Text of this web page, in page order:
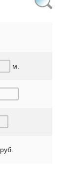
м.
руб.